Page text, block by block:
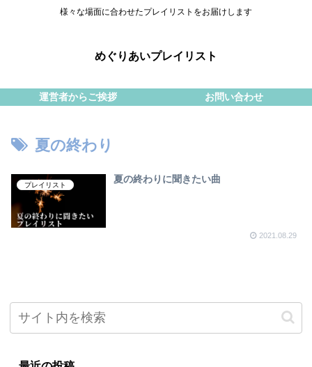
様々な場面に合わせたプレイリストをお届けします
めぐりあいプレイリスト
運営者からご挨拶 お問い合わせ
夏の終わり
プレイリスト
夏の終わりに聞きたい曲
2021.08.29